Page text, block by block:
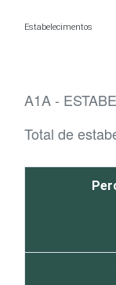
Estabelecimentos
A1A -
Total de